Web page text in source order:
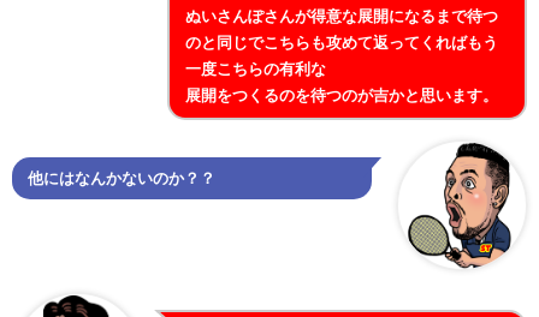
ぬいさんぽさんが得意な展開になるまで待つ
のと同じでこちらも攻めて返ってくればもう
一度こちらの有利な
展開をつくるのを待つのが吉かと思います。
他にはなんかないのか？？